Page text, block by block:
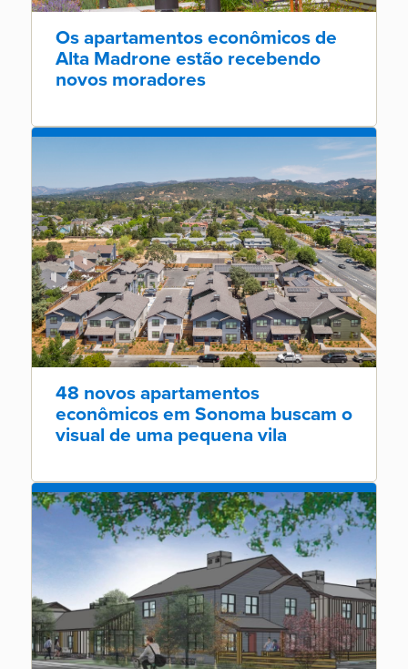
Os apartamentos econômicos de
Alta Madrone estão recebendo
novos moradores
48 novos apartamentos
econômicos em Sonoma buscam o
visual de uma pequena vila